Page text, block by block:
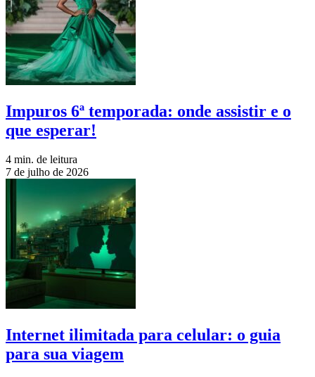
Impuros 6ª temporada: onde assistir e o
que esperar!
4 min. de leitura
7 de julho de 2026
Internet ilimitada para celular: o guia
para sua viagem